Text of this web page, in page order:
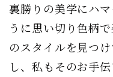
裏勝りの美学にハ
うに思い切り色柄
のスタイルを見つ
し、私もそのお手